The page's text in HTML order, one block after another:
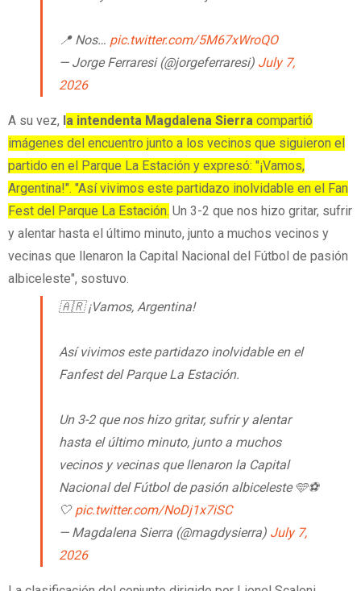
📍 Nos… pic.twitter.com/5M67xWroQO
— Jorge Ferraresi (@jorgeferraresi) July 7,
2026
A su vez, la intendenta Magdalena Sierra compartió
imágenes del encuentro junto a los vecinos que siguieron el
partido en el Parque La Estación y expresó: "¡Vamos,
Argentina!". "Así vivimos este partidazo inolvidable en el Fan
Fest del Parque La Estación. Un 3-2 que nos hizo gritar, sufrir
y alentar hasta el último minuto, junto a muchos vecinos y
vecinas que llenaron la Capital Nacional del Fútbol de pasión
albiceleste", sostuvo.
🇦🇷 ¡Vamos, Argentina!
Así vivimos este partidazo inolvidable en el
Fanfest del Parque La Estación.
Un 3-2 que nos hizo gritar, sufrir y alentar
hasta el último minuto, junto a muchos
vecinos y vecinas que llenaron la Capital
Nacional del Fútbol de pasión albiceleste 🩵⚽
🤍 pic.twitter.com/NoDj1x7iSC
— Magdalena Sierra (@magdysierra) July 7,
2026